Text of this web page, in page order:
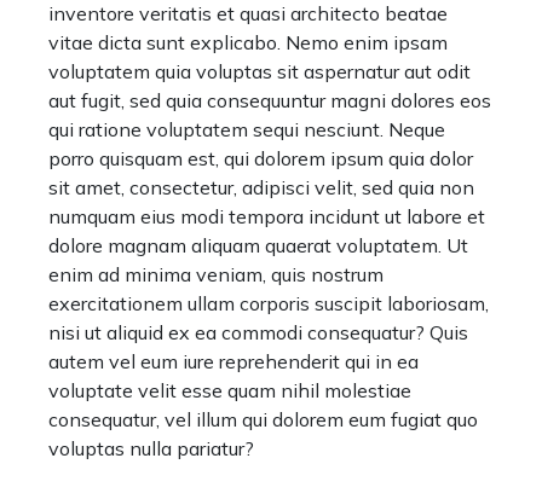
inventore veritatis et quasi architecto beatae
vitae dicta sunt explicabo. Nemo enim ipsam
voluptatem quia voluptas sit aspernatur aut odit
aut fugit, sed quia consequuntur magni dolores eos
qui ratione voluptatem sequi nesciunt. Neque
porro quisquam est, qui dolorem ipsum quia dolor
sit amet, consectetur, adipisci velit, sed quia non
numquam eius modi tempora incidunt ut labore et
dolore magnam aliquam quaerat voluptatem. Ut
enim ad minima veniam, quis nostrum
exercitationem ullam corporis suscipit laboriosam,
nisi ut aliquid ex ea commodi consequatur? Quis
autem vel eum iure reprehenderit qui in ea
voluptate velit esse quam nihil molestiae
consequatur, vel illum qui dolorem eum fugiat quo
voluptas nulla pariatur?